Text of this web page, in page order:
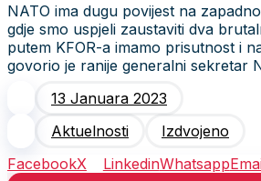
NATO ima dugu povijest na
gdje smo uspjeli zaustaviti dva
putem KFOR-a imamo prisutnost i
govorio je ranije generalni sekretar
13 Januara 2023
Aktuelnosti
Izdvojeno
FacebookX LinkedinWhatsapp